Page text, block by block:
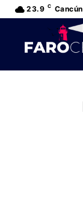
23.9 C Cancún